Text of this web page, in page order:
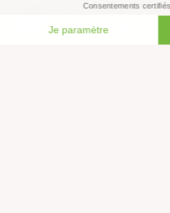
Rejoindre notre équipe salariée
Vous êtes lanceur d’alerte?